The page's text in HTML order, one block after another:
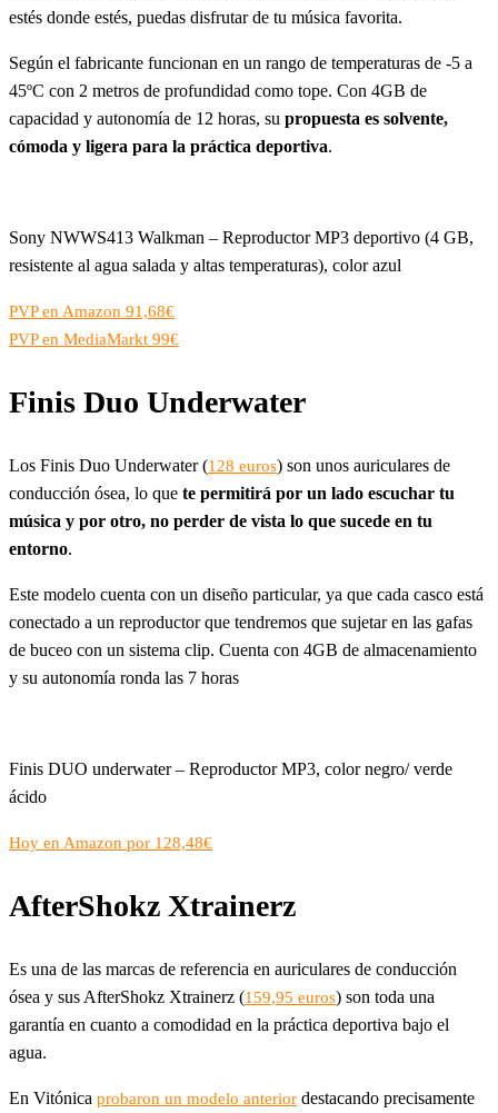
estés donde estés, puedas disfrutar de tu música favorita.
Según el fabricante funcionan en un rango de temperaturas de -5 a
45ºC con 2 metros de profundidad como tope. Con 4GB de
capacidad y autonomía de 12 horas, su propuesta es solvente,
cómoda y ligera para la práctica deportiva.
Sony NWWS413 Walkman – Reproductor MP3 deportivo (4 GB,
resistente al agua salada y altas temperaturas), color azul
PVP en Amazon 91,68€
PVP en MediaMarkt 99€
Finis Duo Underwater
Los Finis Duo Underwater (128 euros) son unos auriculares de
conducción ósea, lo que te permitirá por un lado escuchar tu
música y por otro, no perder de vista lo que sucede en tu
entorno.
Este modelo cuenta con un diseño particular, ya que cada casco está
conectado a un reproductor que tendremos que sujetar en las gafas
de buceo con un sistema clip. Cuenta con 4GB de almacenamiento
y su autonomía ronda las 7 horas
Finis DUO underwater – Reproductor MP3, color negro/ verde
ácido
Hoy en Amazon por 128,48€
AfterShokz Xtrainerz
Es una de las marcas de referencia en auriculares de conducción
ósea y sus AfterShokz Xtrainerz (159,95 euros) son toda una
garantía en cuanto a comodidad en la práctica deportiva bajo el
agua.
En Vitónica probaron un modelo anterior destacando precisamente